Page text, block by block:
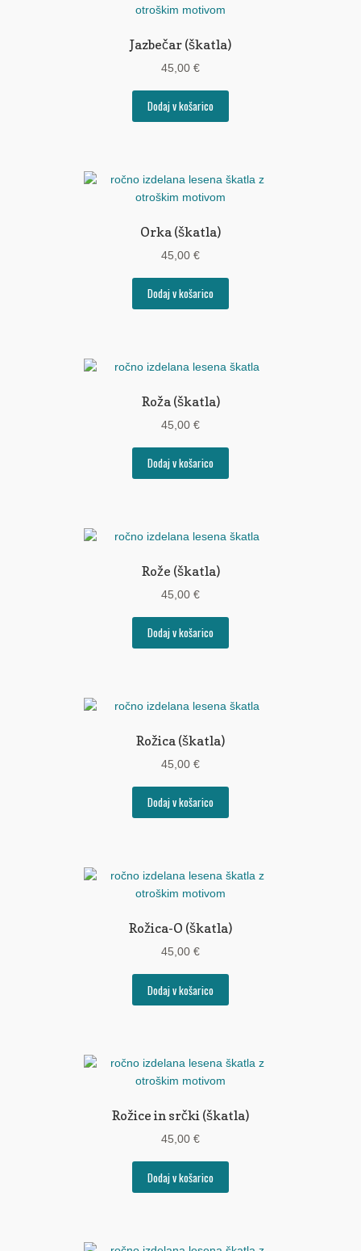
Jazbečar (škatla)
45,00 €
Dodaj v košarico
Orka (škatla)
45,00 €
Dodaj v košarico
Roža (škatla)
45,00 €
Dodaj v košarico
Rože (škatla)
45,00 €
Dodaj v košarico
Rožica (škatla)
45,00 €
Dodaj v košarico
Rožica-O (škatla)
45,00 €
Dodaj v košarico
Rožice in srčki (škatla)
45,00 €
Dodaj v košarico